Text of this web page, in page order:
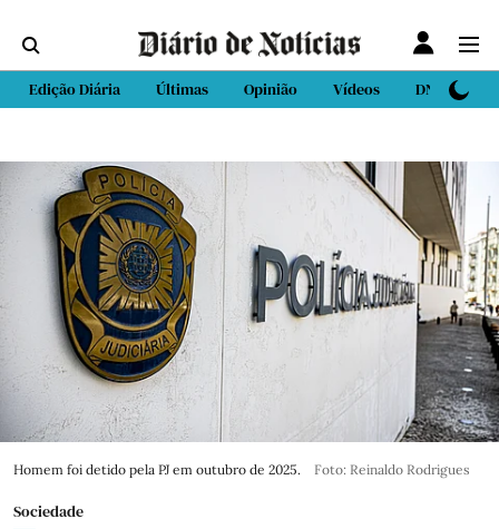
Edição Diária Últimas Opinião Vídeos DN Sport
Homem foi detido pela PJ em outubro de 2025. Foto: Reinaldo Rodrigues
Sociedade